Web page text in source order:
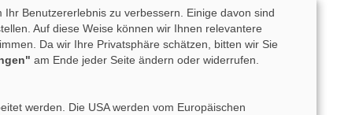
Ihr Benutzererlebnis zu verbessern. Einige davon sind
Auf diese Weise können wir Ihnen relevantere
Da wir Ihre Privatsphäre schätzen, bitten wir Sie
am Ende jeder Seite ändern oder widerrufen.
werden. Die USA werden vom Europäischen